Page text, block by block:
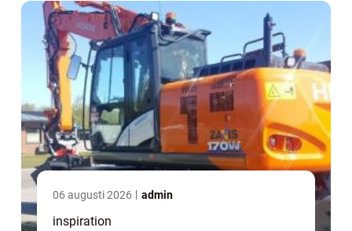
06 augusti 2026 admin
inspiration